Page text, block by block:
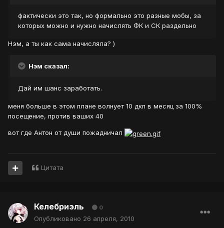
фактически это так, но формально это разные мобы, за
которых можно и нужно начислять ФК и СК раздельно
Нэм, а ты как сама начисляла? )
Нэм сказал:
Дай им шанс заработать.
меня больше в этом плане волнует 10 дкп в месяц за 100%
посещение, против ваших 40
вот где Антон от души пожадничал
Цитата
Келебриэль 0
Опубликовано 26 апреля, 2010